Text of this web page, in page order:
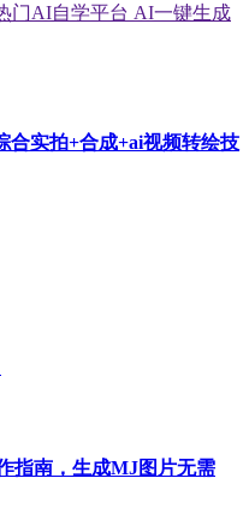
门AI自学平台 AI一键生成
合实拍+合成+ai视频转绘技
指南，生成MJ图片无需